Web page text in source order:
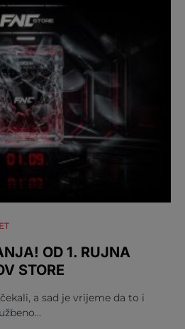
OD 1. RUJNA
STORE
a sad je vrijeme da to i